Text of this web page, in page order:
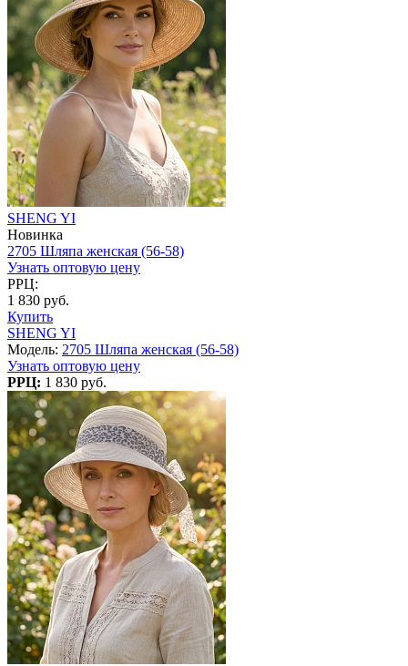
SHENG YI
Новинка
2705 Шляпа женская (56-58)
Узнать оптовую цену
РРЦ:
1 830 руб.
Купить
SHENG YI
Модель: 2705 Шляпа женская (56-58)
Узнать оптовую цену
РРЦ: 1 830 руб.